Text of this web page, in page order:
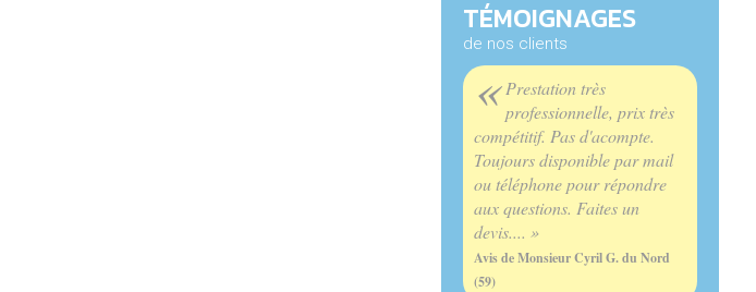
TÉMOIGNAGES
de nos clients
« Prestation très
professionnelle, prix très
compétitif. Pas d'acompte.
Toujours disponible par mail
ou téléphone pour répondre
aux questions. Faites un
devis.... »
Avis de Monsieur Cyril G. du Nord
(59)